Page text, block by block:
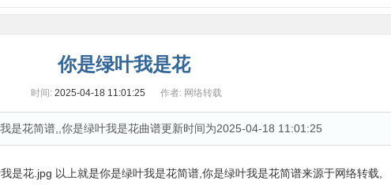
你是绿叶我是花
时间: 2025-04-18 11:01:25 作者: 网络转载
是花简谱,,你是绿叶我是花曲谱更新时间为2025-04-18 11:01:25
以上就是你是绿叶我是花简谱,你是绿叶我是花简谱来源于网络转载,